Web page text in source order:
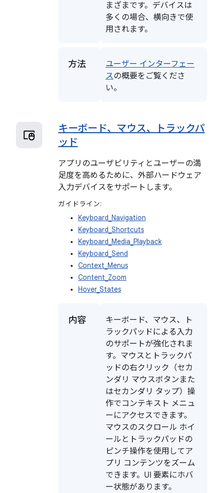
まざまです。デバイスは
多くの場合、横向きで使
用されます。
方法
ユーザー インターフェー
スの概要をご覧くださ
い。
キーボード、マウス、トラックパ
ッド
アプリのユーザビリティとユーザーの満
足度を高めるために、外部ハードウェア
入力デバイスをサポートします。
ガイドライン:
Keyboard_Navigation
Keyboard_Shortcuts
Keyboard_Media_Playback
Keyboard_Send
Context_Menus
Content_Zoom
Hover_States
内容
キーボード、マウス、ト
ラックパッドによる入力
のサポートが強化されま
す。マウスとトラックパ
ッドの右クリック（セカ
ンダリ マウスボタンまた
はセカンダリ タップ）操
作でコンテキスト メニュ
ーにアクセスできます。
マウスのスクロール ホイ
ールとトラックパッドの
ピンチ操作を使用してア
プリ コンテンツをズーム
できます。UI 要素にホバ
ー状態があります。